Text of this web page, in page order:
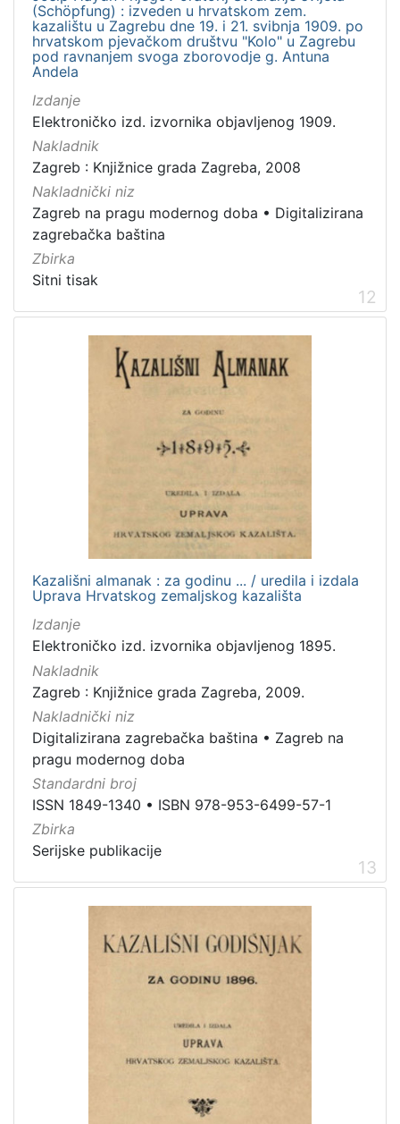
(Schöpfung) : izveden u hrvatskom zem.
kazalištu u Zagrebu dne 19. i 21. svibnja 1909. po
hrvatskom pjevačkom društvu "Kolo" u Zagrebu
pod ravnanjem svoga zborovodje g. Antuna
Andela
Izdanje
Elektroničko izd. izvornika objavljenog 1909.
Nakladnik
Zagreb : Knjižnice grada Zagreba, 2008
Nakladnički niz
Zagreb na pragu modernog doba • Digitalizirana
zagrebačka baština
Zbirka
Sitni tisak
12
Kazališni almanak : za godinu ... / uredila i izdala
Uprava Hrvatskog zemaljskog kazališta
Izdanje
Elektroničko izd. izvornika objavljenog 1895.
Nakladnik
Zagreb : Knjižnice grada Zagreba, 2009.
Nakladnički niz
Digitalizirana zagrebačka baština • Zagreb na
pragu modernog doba
Standardni broj
ISSN 1849-1340 • ISBN 978-953-6499-57-1
Zbirka
Serijske publikacije
13